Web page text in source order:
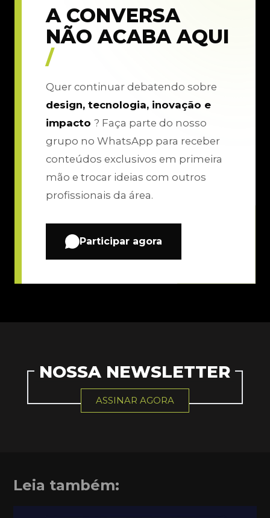
A CONVERSA
NÃO ACABA AQUI
/
Quer continuar debatendo sobre
design, tecnologia, inovação e
impacto ? Faça parte do nosso
grupo no WhatsApp para receber
conteúdos exclusivos em primeira
mão e trocar ideias com outros
profissionais da área.
Participar agora
NOSSA NEWSLETTER
ASSINAR AGORA
Leia também: